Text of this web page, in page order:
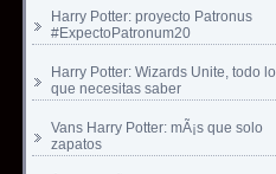
Harry Potter: proyecto Patronus
#ExpectoPatronum20
Harry Potter: Wizards Unite, todo lo
que necesitas saber
Vans Harry Potter: mÃ¡s que solo
zapatos